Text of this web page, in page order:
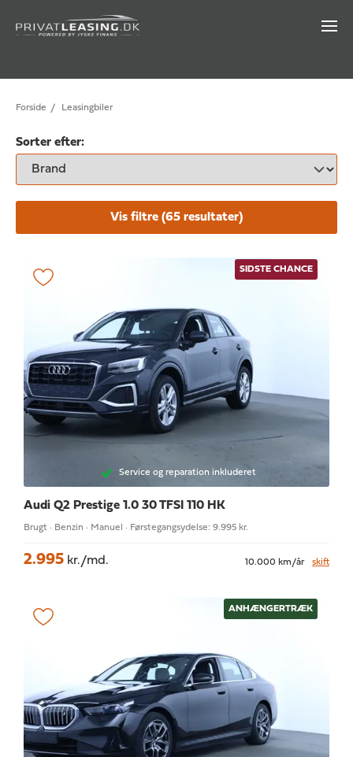
Forside / Leasingbiler
Sorter efter:
Vis filtre (65 resultater)
SIDSTE CHANCE
Service og reparation inkluderet
Audi Q2 Prestige 1.0 30 TFSI 110 HK
Brugt · Benzin · Manuel · Førstegangsydelse: 9.995 kr.
2.995 kr./md. 10.000 km/år skift
ANHÆNGERTRÆK